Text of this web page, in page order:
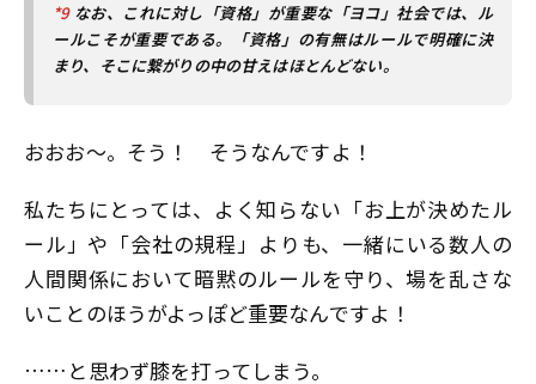
*9なお、これに対し「資格」が重要な「ヨコ」社会では、ル
ールこそが重要である。「資格」の有無はルールで明確に決
まり、そこに繋がりの中の甘えはほとんどない。
おおお〜。そう！ そうなんですよ！
私たちにとっては、よく知らない「お上が決めたル
ール」や「会社の規程」よりも、一緒にいる数人の
人間関係において暗黙のルールを守り、場を乱さな
いことのほうがよっぽど重要なんですよ！
……と思わず膝を打ってしまう。